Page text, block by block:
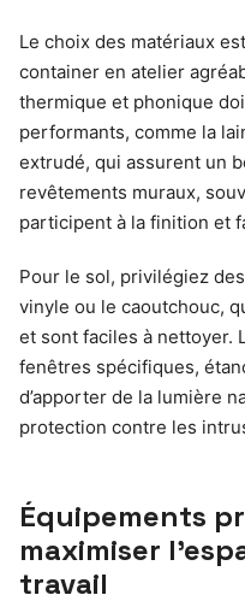
Le choix des matériaux
container en atelier
thermique et phonique
performants, comme la
extrudé, qui assurent un
revêtements muraux,
participent à la finition et
Pour le sol, privilégiez
vinyle ou le caoutchouc,
et sont faciles à nettoyer.
fenêtres spécifiques,
d’apporter de la lumière
protection contre les
Équipements
maximiser
travail